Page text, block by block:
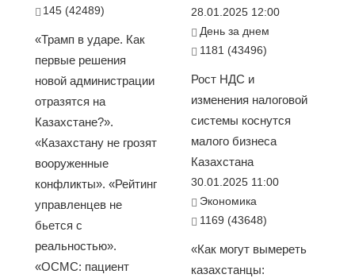
145 (42489)
«Трамп в ударе. Как
первые решения
новой администрации
отразятся на
Казахстане?».
«Казахстану не грозят
вооруженные
конфликты». «Рейтинг
управленцев не
бьется с
реальностью».
«ОСМС: пациент
28.01.2025 12:00
День за днем
1181 (43496)
Рост НДС и
изменения налоговой
системы коснутся
малого бизнеса
Казахстана
30.01.2025 11:00
Экономика
1169 (43648)
«Как могут вымереть
казахстанцы: